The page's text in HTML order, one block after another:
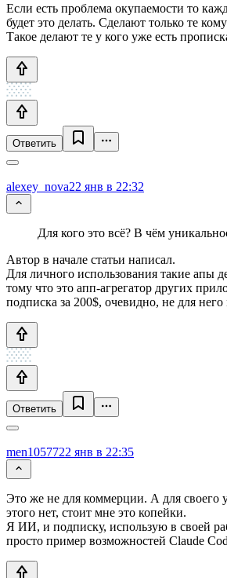
Если есть проблема окупаемости то
будет это делать. Сделают только те
Такое делают те у кого уже есть
Ответить
alexey_nova22 янв в 22:32
Для кого это всё? В чём
Автор в начале статьи написал.
Для личного использования такие апы
тому что это апп-агрегатор других
подписка за 200$, очевидно, не для него
Ответить
men1057722 янв в 22:35
Это же не для коммерции. А для своего
этого нет, стоит мне это копейки.
Я ИИ, и подписку, использую в своей
просто пример возможностей Claude